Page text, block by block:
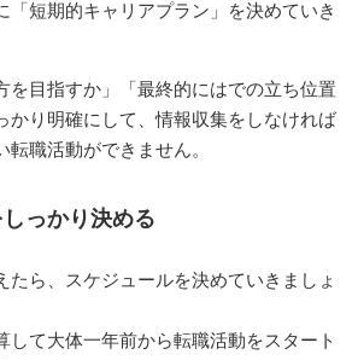
「短期的キャリアプラン」を決めていき
を目指すか」「最終的にはでの立ち位置
かり明確にして、情報収集をしなければ
職活動ができません。
っかり決める
たら、スケジュールを決めていきましょ
して大体一年前から転職活動をスタート